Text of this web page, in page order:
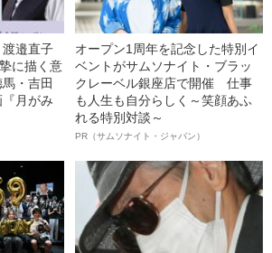
渡邉直子
に描く意
・吉田
月がみ
オープン1周年を記念した特別イ
ベントがサムソナイト・ブラッ
クレーベル銀座店で開催 仕事
も人生も自分らしく～笑顔あふ
れる特別対談～
PR（サムソナイト・ジャパン）